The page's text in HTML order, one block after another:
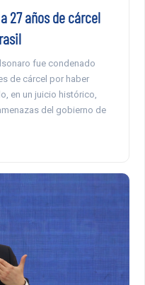
27 años de cárcel
fue condenado
de cárcel por haber
en un juicio histórico,
del gobierno de